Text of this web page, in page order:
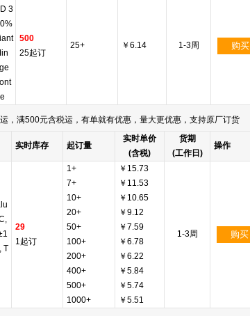
3
500
25起订
25+ ￥6.14 1-3周 购买
，满500元含税运，有单就有优惠，量大更优惠，支持原厂订货
实时库存 起订量
实时单价
(含税)
货期
(工作日)
操作
T
29
1起订
1+
7+
10+
20+
50+
100+
200+
400+
500+
1000+
￥15.73
￥11.53
￥10.65
￥9.12
￥7.59
￥6.78
￥6.22
￥5.84
￥5.74
￥5.51
1-3周 购买